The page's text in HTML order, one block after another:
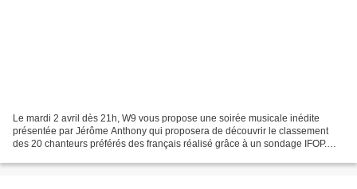
Le mardi 2 avril dès 21h, W9 vous propose une soirée musicale inédite
présentée par Jérôme Anthony qui proposera de découvrir le classement
des 20 chanteurs préférés des français réalisé grâce à un sondage IFOP.